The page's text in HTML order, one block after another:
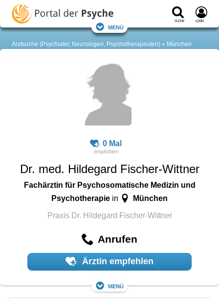
Suche Login
Menü
Arztsuche (Psychiater, Neurologen, Psychotherapeuten) München
0 Mal
Dr. med. Hildegard Fischer-Wittner
Fachärztin für Psychosomatische Medizin und
Psychotherapie in München
Praxis Dr. Hildegard Fischer-Wittner
Anrufen
Ärztin empfehlen
Menü